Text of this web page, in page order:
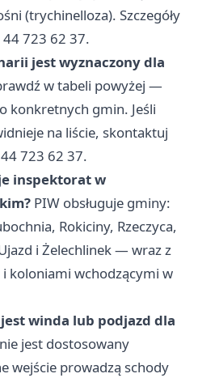
(trychinelloza). Szczegóły
723 62 37.
jest wyznaczony dla
w tabeli powyżej —
konkretnych gmin. Jeśli
na liście, skontaktuj
723 62 37.
inspektorat w
PIW obsługuje gminy:
Rokiciny, Rzeczyca,
i Żelechlinek — wraz z
koloniami wchodzącymi w
winda lub podjazd dla
jest dostosowany
wejście prowadzą schody